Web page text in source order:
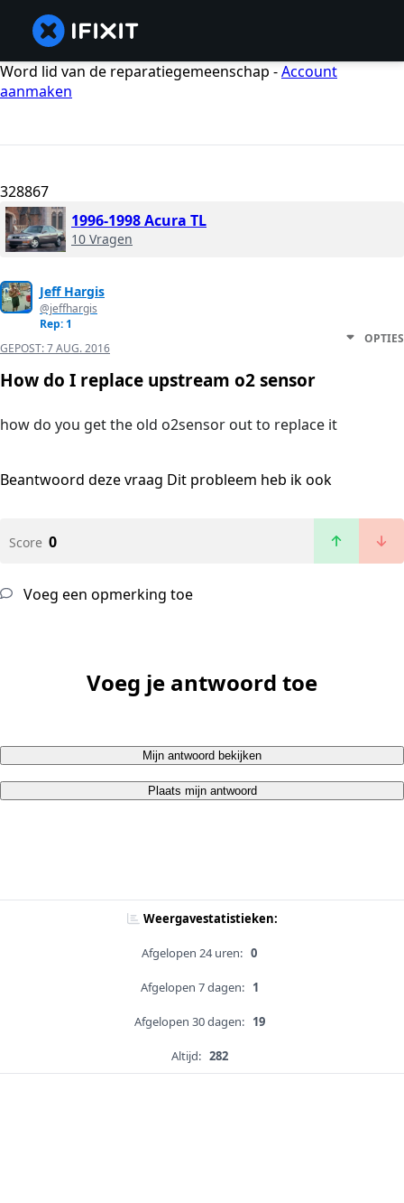
Word lid van de reparatiegemeenschap -Account
aanmaken
328867
1996-1998 Acura TL
10 Vragen
Jeff Hargis
@jeffhargis
Rep: 1
GEPOST:7 AUG. 2016
OPTIES
How do I replace upstream o2 sensor
how do you get the old o2sensor out to replace it
Beantwoord deze vraag Dit probleem heb ik ook
Score 0
Voeg een opmerking toe
Voeg je antwoord toe
Mijn antwoord bekijken
Plaats mijn antwoord
Weergavestatistieken:
Afgelopen 24 uren: 0
Afgelopen 7 dagen: 1
Afgelopen 30 dagen: 19
Altijd: 282